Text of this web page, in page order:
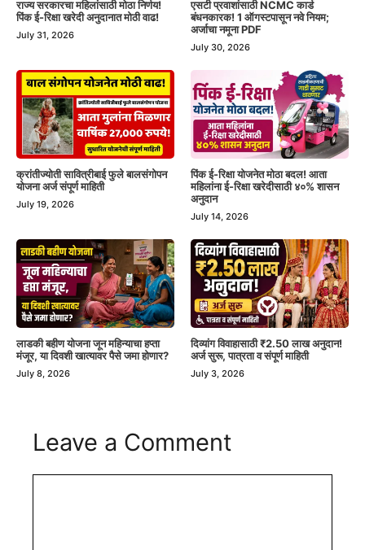
राज्य सरकारचा महिलांसाठी मोठा निर्णय!
पिंक ई-रिक्षा खरेदी अनुदानात मोठी वाढ!
July 31, 2026
एसटी प्रवाशांसाठी NCMC कार्ड
बंधनकारक! 1 ऑगस्टपासून नवे नियम;
अर्जाचा नमूना PDF
July 30, 2026
क्रांतीज्योती सावित्रीबाई फुले बालसंगोपन
योजना अर्ज संपूर्ण माहिती
July 19, 2026
पिंक ई-रिक्षा योजनेत मोठा बदल! आता
महिलांना ई-रिक्षा खरेदीसाठी ४०% शासन
अनुदान
July 14, 2026
लाडकी बहीण योजना जून महिन्याचा हप्ता
मंजूर, या दिवशी खात्यावर पैसे जमा होणार?
July 8, 2026
दिव्यांग विवाहासाठी ₹2.50 लाख अनुदान!
अर्ज सुरू, पात्रता व संपूर्ण माहिती
July 3, 2026
Leave a Comment